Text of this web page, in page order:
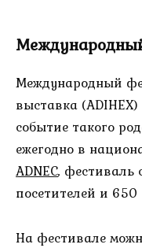
Международный
выставка
событие такого
ежегодно в
ADNEC, фестиваль
посетителей и
На фестивале